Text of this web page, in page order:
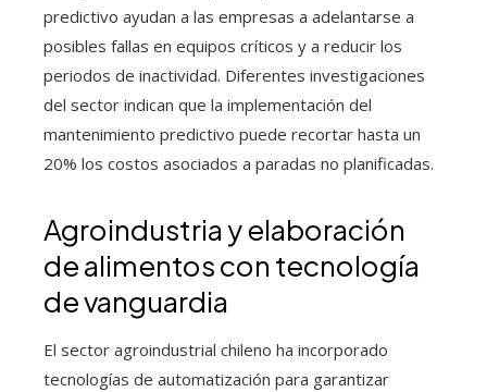
predictivo ayudan a las empresas a adelantarse a
posibles fallas en equipos críticos y a reducir los
periodos de inactividad. Diferentes investigaciones
del sector indican que la implementación del
mantenimiento predictivo puede recortar hasta un
20% los costos asociados a paradas no planificadas.
Agroindustria y elaboración
de alimentos con tecnología
de vanguardia
El sector agroindustrial chileno ha incorporado
tecnologías de automatización para garantizar